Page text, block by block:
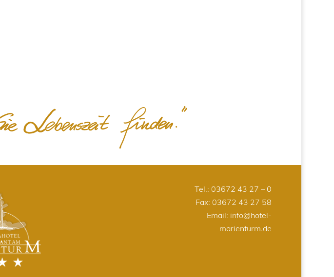
Tel.: 03672 43 27 – 0
Fax: 03672 43 27 58
Email: info@hotel-
marienturm.de